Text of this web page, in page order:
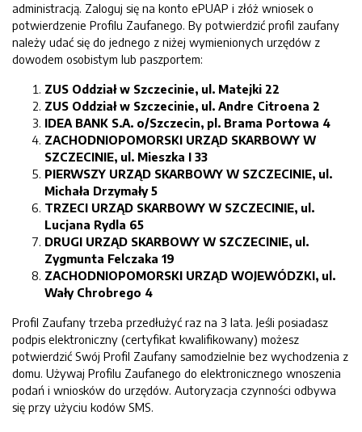
administracją. Zaloguj się na konto ePUAP i złóż wniosek o
potwierdzenie Profilu Zaufanego. By potwierdzić profil zaufany
należy udać się do jednego z niżej wymienionych urzędów z
dowodem osobistym lub paszportem:
ZUS Oddział w Szczecinie, ul. Matejki 22
ZUS Oddział w Szczecinie, ul. Andre Citroena 2
IDEA BANK S.A. o/Szczecin, pl. Brama Portowa 4
ZACHODNIOPOMORSKI URZĄD SKARBOWY W
SZCZECINIE, ul. Mieszka I 33
PIERWSZY URZĄD SKARBOWY W SZCZECINIE, ul.
Michała Drzymały 5
TRZECI URZĄD SKARBOWY W SZCZECINIE, ul.
Lucjana Rydla 65
DRUGI URZĄD SKARBOWY W SZCZECINIE, ul.
Zygmunta Felczaka 19
ZACHODNIOPOMORSKI URZĄD WOJEWÓDZKI, ul.
Wały Chrobrego 4
Profil Zaufany trzeba przedłużyć raz na 3 lata. Jeśli posiadasz
podpis elektroniczny (certyfikat kwalifikowany) możesz
potwierdzić Swój Profil Zaufany samodzielnie bez wychodzenia z
domu. Używaj Profilu Zaufanego do elektronicznego wnoszenia
podań i wniosków do urzędów. Autoryzacja czynności odbywa
się przy użyciu kodów SMS.